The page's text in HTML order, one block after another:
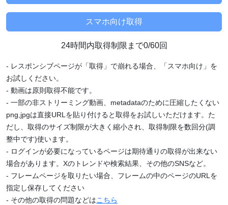
24時間内取得制限まで0/60回
- レスポンシブページが「取得」で崩れる場合、「スマホ向け」を
お試しください。
- 動画は原則取得不能です。
- 一部の非ストリーミング動画、metadataのために圧縮したくない
png,jpgは直接URLを貼り付けると取得をお試しいただけます。た
だし、取得のサイズ制限が大きく縮小され、取得制限を数回分(調
整中です)使います。
- ログインが必要になっているページは期待通りの取得が出来ない
場合があります。Xのトレンドや検索結果、その他のSNSなど。
- フレームページを取りたい場合、フレームの中のページのURLを
指定し保存してください
- その他の取得の問題などはこちら